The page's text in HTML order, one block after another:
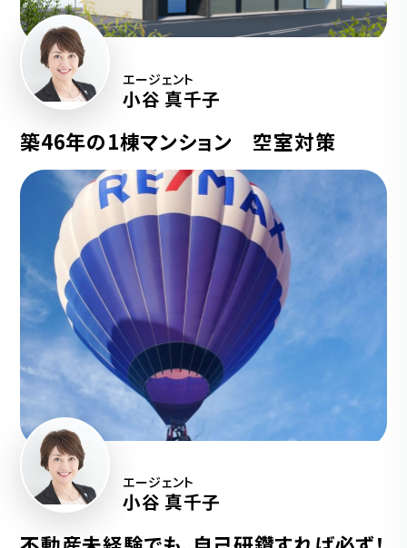
エージェント
小谷 真千子
築46年の1棟マンション 空室対策
エージェント
小谷 真千子